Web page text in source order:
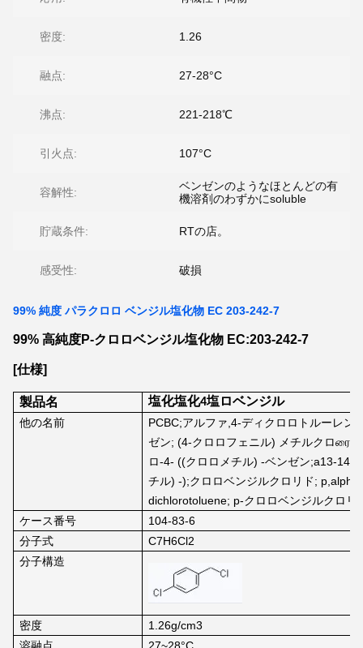
密度: 1.26
融点: 27-28°C
沸点: 221-218℃
引火点: 107°C
容解性:
ベンゼンのようなほとんどの有
機溶剤のわずかにsoluble
貯蔵条件: RTの店。
感受性: 破損
99% 純度 パラクロロ ベンジル塩化物 EC 203-242-7
99% 高純度P-クロロベンジル塩化物 EC:203-242-7
[仕様]
製品名
塩化塩化4塩ロベンジル
他の名前
PCBC;アルファ,4-ディクロロトルーレン
ゼン; (4-クロロフェニル) メチルクロரை
ロ-4- ((クロロメチル) -ベンゼン;a13-
チル) -);クロロベンジルクロリド;
dichlorotoluene; p-クロロベンジルクロ
ケース番号
104-83-6
分子式
C7H6Cl2
分子構造
密度
1.26g/cm3